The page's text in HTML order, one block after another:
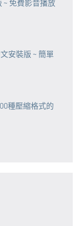
~ 免費影音播放
安裝版 ~ 簡單
種壓縮格式的